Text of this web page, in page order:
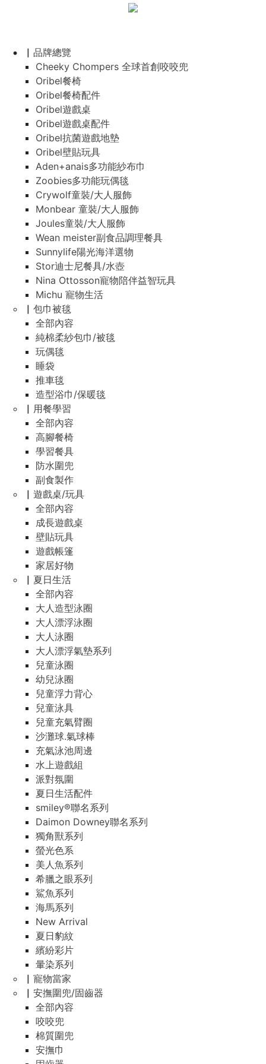
▏品牌總覽
Cheeky Chompers 全球首創咬咬兜
Oribel餐椅
Oribel餐椅配件
Oribel遊戲桌
Oribel遊戲桌配件
Oribel抗菌遊戲地墊
Oribel壁貼玩具
Aden+anais多功能紗布巾
Zoobies多功能玩偶毯
Crywolf童裝/大人服飾
Monbear 童裝/大人服飾
Joules童裝/大人服飾
Wean meister副食品調理餐具
Sunnylife陽光海洋選物
Stor迪士尼餐具/水壺
Nina Ottosson寵物陪伴益智玩具
Michu 寵物生活
▏包巾被毯
全部內容
純棉柔紗包巾/被毯
玩偶毯
睡袋
推車毯
造型浴巾/保暖毯
▏用餐學習
全部內容
高腳餐椅
學習餐具
防水圍兜
副食製作
▏遊戲桌/玩具
全部內容
成長遊戲桌
壁貼玩具
遊戲帳篷
家居好物
▏夏日生活
全部內容
大人造型泳圈
大人漂浮泳圈
大人泳圈
大人漂浮氣墊系列
兒童泳圈
幼兒泳圈
兒童浮力背心
兒童泳具
兒童充氣臂圈
沙灘球.氣球棒
充氣泳池周邊
水上遊戲組
派對氛圍
夏日生活配件
smiley®聯名系列
Daimon Downey聯名系列
獨角獸系列
螢光色系
美人魚系列
希臘之眼系列
鯊魚系列
海馬系列
New Arrival
夏日豹紋
繽紛彩片
暈染系列
▏寵物當家
▏安撫圍兜/固齒器
全部內容
咬咬兜
棉質圍兜
安撫巾